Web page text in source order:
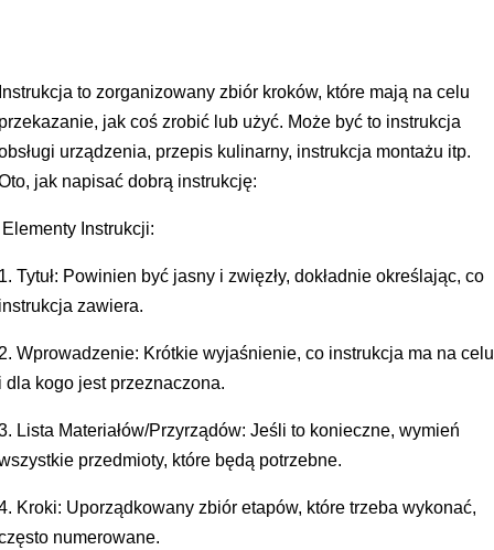
to zorganizowany zbiór kroków, które mają na celu
jak coś zrobić lub użyć. Może być to instrukcja
urządzenia, przepis kulinarny, instrukcja montażu itp.
jak napisać dobrą instrukcję:
Elementy Instrukcji:
Tytuł: Powinien być jasny i zwięzły, dokładnie określając, co
zawiera.
Wprowadzenie: Krótkie wyjaśnienie, co instrukcja ma na celu
dla kogo jest przeznaczona.
Lista Materiałów/Przyrządów: Jeśli to konieczne, wymień
przedmioty, które będą potrzebne.
Kroki: Uporządkowany zbiór etapów, które trzeba wykonać,
numerowane.